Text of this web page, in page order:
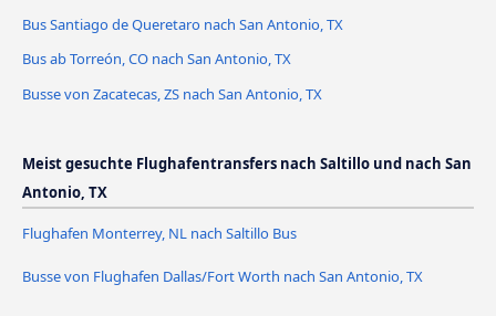
Bus Santiago de Queretaro nach San Antonio, TX
Bus ab Torreón, CO nach San Antonio, TX
Busse von Zacatecas, ZS nach San Antonio, TX
Meist gesuchte Flughafentransfers nach Saltillo und nach San
Antonio, TX
Flughafen Monterrey, NL nach Saltillo Bus
Busse von Flughafen Dallas/Fort Worth nach San Antonio, TX